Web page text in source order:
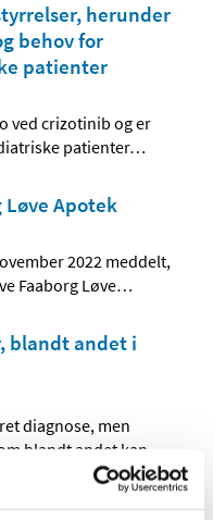
herunder
behov for
patienter
ved crizotinib og er
patienter…
Apotek
2022 meddelt,
Faaborg Løve…
blandt andet i
diagnose, men
blandt andet kan
af